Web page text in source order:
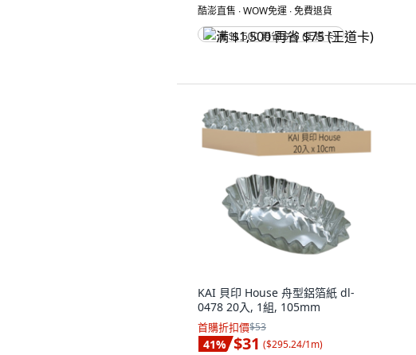
酷澎直售 ∙ WOW免運 ∙ 免費退貨
满 $1,500 再省 $75 (王道卡)
KAI 貝印 House 舟型鋁箔紙 dl-
0478 20入, 1組, 105mm
首購折扣價$53
41% $31 ($295.24/1m)